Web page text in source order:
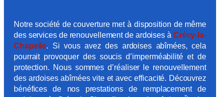
Notre société de couverture met à disposition de même
des services de renouvellement de ardoises à Crécy-la-
Chapelle. Si vous avez des ardoises abîmées, cela
pourrait provoquer des soucis d’imperméabilité et de
protection. Nous sommes d’réaliser le renouvellement
des ardoises abîmées vite et avec efficacité. Découvrez
bénéfices de nos prestations de remplacement de